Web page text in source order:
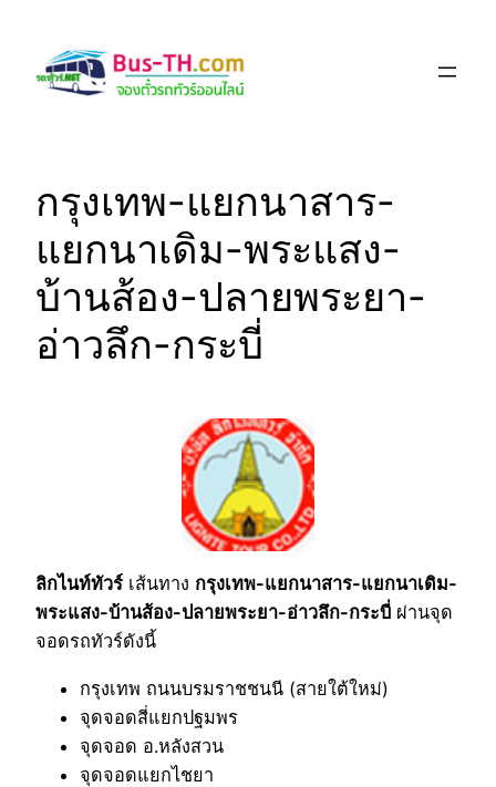
content
กรุงเทพ-แยกนาสาร-
แยกนาเดิม-พระแสง-
บ้านส้อง-ปลายพระยา-
อ่าวลึก-กระบี่
ลิกไนท์ทัวร์ เส้นทาง กรุงเทพ-แยกนาสาร-แยกนาเดิม-
พระแสง-บ้านส้อง-ปลายพระยา-อ่าวลึก-กระบี่ ผ่านจุด
จอดรถทัวร์ดังนี้
กรุงเทพ ถนนบรมราชชนนี (สายใต้ใหม่)
จุดจอดสี่แยกปฐมพร
จุดจอด อ.หลังสวน
จุดจอดแยกไชยา